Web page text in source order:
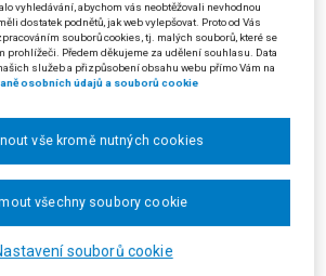
cizinců
č.:4747/2026· Sp. zn.:2 Azs 64/2024 - 53
Sb.NSS· Autor: Nejvyšší správní soud -
· Strana:
starobního důchodu podle
důchodu některých pracujících v hornictví
č.:4748/2026· Sp. zn.:
vyhledávání, abychom vás neobtěžovali nevhodnou
dostatek podnětů, jak web vylepšovat. Proto od Vás
souborů cookies, tj. malých souborů, které se
prohlížeči. Předem děkujeme za udělení souhlasu. Data
služeb a přizpůsobení obsahu webu přímo Vám na
osobních údajů a souborů cookie
souborů cookie
vše kromě nutných cookies
všechny soubory cookie